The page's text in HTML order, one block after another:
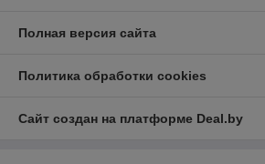
Полная версия сайта
Политика обработки cookies
Сайт создан на платформе Deal.by